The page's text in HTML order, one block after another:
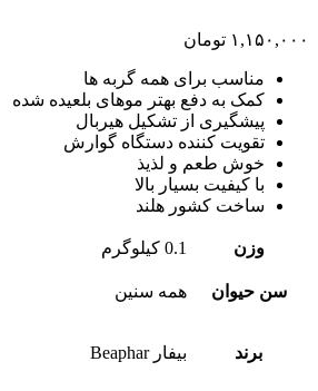
۱,۱۵۰,۰۰۰ تومان
مناسب برای همه گربه ها
کمک به دفع بهتر موهای بلعیده شده
پیشگیری از تشکیل هیربال
تقویت کننده دستگاه گوارش
خوش طعم و لذیذ
با کیفیت بسیار بالا
ساخت کشور هلند
وزن 0.1 کیلوگرم
سن حیوان همه سنین
برند بیفار Beaphar